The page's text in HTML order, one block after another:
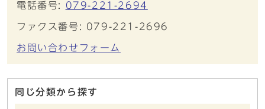
電話番号: 079-221-2694
ファクス番号: 079-221-2696
お問い合わせフォーム
同じ分類から探す